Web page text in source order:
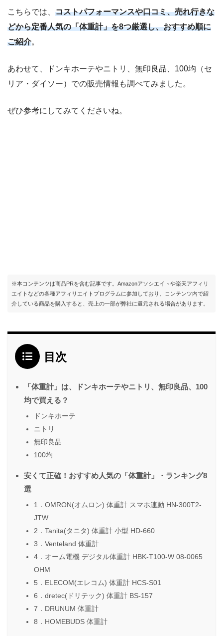
こちらでは、 コストパフォーマンスや口コミ、売れ行きな
どから定番人気の「体重計」を8つ厳選し、おすすめ順に
ご紹介。
あわせて、ドンキホーテやニトリ、無印良品、100均（セ
リア・ダイソー）での販売情報も調べてみました。
ぜひ参考にしてみてくださいね。
※本コンテンツは商品PRを含む記事です。Amazonアソシエイトや楽天アフィリ
エイトなどの各種アフィリエイトプログラムに参加しており、コンテンツ内で紹
介している商品を購入すると、売上の一部が弊社に還元される場合があります。
目次
「体重計」は、ドンキホーテやニトリ、無印良品、100
均で買える？
ドンキホーテ
ニトリ
無印良品
100均
安くて正確！おすすめ人気の「体重計」・ランキング8
選
1．OMRON(オムロン) 体重計 スマホ連動 HN-300T2-
JTW
2．Tanita(タニタ) 体重計 小型 HD-660
3．Venteland 体重計
4．オーム電機 デジタル体重計 HBK-T100-W 08-0065
OHM
5．ELECOM(エレコム) 体重計 HCS-S01
6．dretec(ドリテック) 体重計 BS-157
7．DRUNUM 体重計
8．HOMEBUDS 体重計